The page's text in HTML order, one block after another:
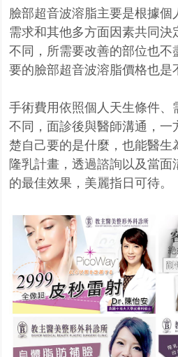
臉部超音波溶脂主要是根據個
需求和其他多方面因素共同決
不同，所需要改善的部位也不
要的臉部超音波溶脂價格也是
手術費用依照個人天生條件、
不同，面診後與醫師溝通，一
楚自己要的是什麼，也能醫生
隆乳計畫，透過諮詢以及當面
的最佳效果，美麗指日可待。